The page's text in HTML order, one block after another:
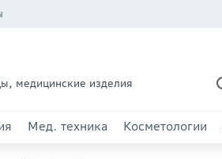
медицинские изделия
Мед. техника Косметологии